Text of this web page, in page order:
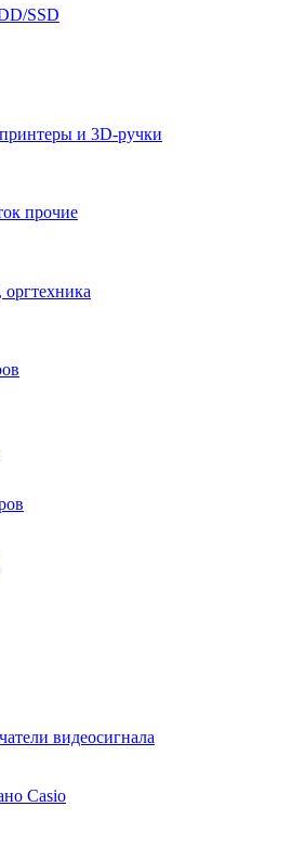
SSD
и 3D-ручки
прочие
видеосигнала
Casio